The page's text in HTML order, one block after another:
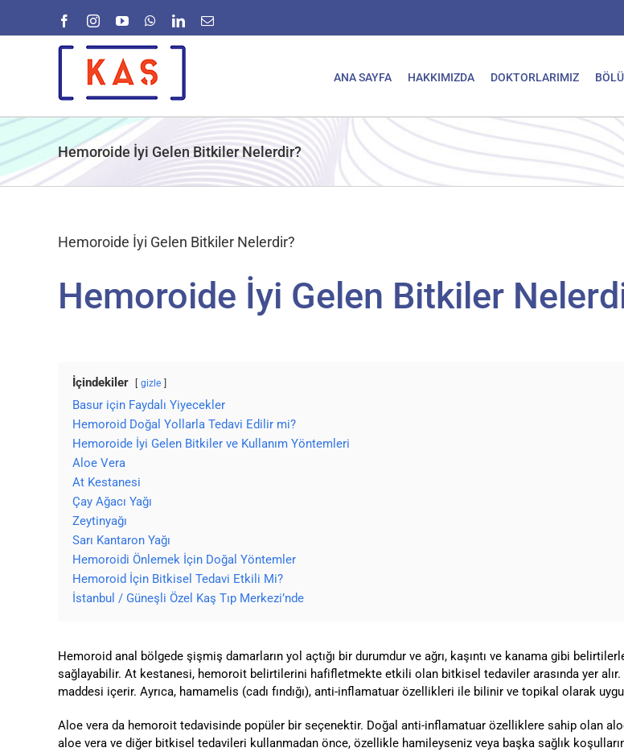
FacebookInstagramYouTubeWhatsApp
LinkedIn
E-
posta
ANA SAYFA HAKKIMIZDA DOKTORLARIMIZ
Hemoroide İyi Gelen Bitkiler Nelerdir?
Hemoroide İyi Gelen Bitkiler Nelerdir?
Hemoroide İyi Gelen Bitkiler
İçindekiler gizle
Basur için Faydalı Yiyecekler
Hemoroid Doğal Yollarla Tedavi Edilir mi?
Hemoroide İyi Gelen Bitkiler ve Kullanım Yöntemleri
Aloe Vera
At Kestanesi
Çay Ağacı Yağı
Zeytinyağı
Sarı Kantaron Yağı
Hemoroidi Önlemek İçin Doğal Yöntemler
Hemoroid İçin Bitkisel Tedavi Etkili Mi?
İstanbul / Güneşli Özel Kaş Tıp Merkezi’nde
Hemoroid anal bölgede şişmiş damarların yol açtığı bir durumdur ve ağrı, kaşıntı ve kanama gibi
sağlayabilir. At kestanesi, hemoroit belirtilerini hafifletmekte etkili olan bitkisel tedaviler arasında yer alır.
maddesi içerir. Ayrıca, hamamelis (cadı fındığı), anti-inflamatuar özellikleri ile bilinir ve topikal olarak
Aloe vera da hemoroit tedavisinde popüler bir seçenektir. Doğal anti-inflamatuar özelliklere sahip olan
aloe vera ve diğer bitkisel tedavileri kullanmadan önce, özellikle hamileyseniz veya başka sağlık